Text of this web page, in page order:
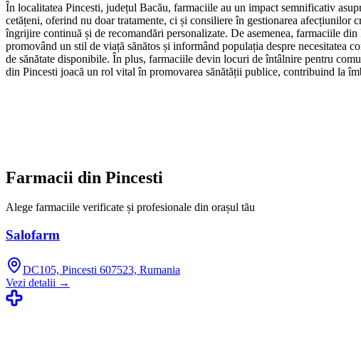
În localitatea Pincesti, județul Bacău, farmaciile au un impact semnificativ
cetățeni, oferind nu doar tratamente, ci și consiliere în gestionarea afecțiunilor
îngrijire continuă și de recomandări personalizate. De asemenea, farmaciile
promovând un stil de viață sănătos și informând populația despre necesitatea
de sănătate disponibile. În plus, farmaciile devin locuri de întâlnire pentru
din Pincesti joacă un rol vital în promovarea sănătății publice, contribuind la
Farmacii din Pincesti
Alege farmaciile verificate și profesionale din orașul tău
Salofarm
DC105, Pincesti 607523, Rumania
Vezi detalii →